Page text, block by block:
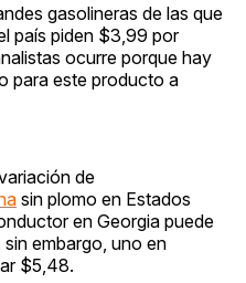
gasolineras de las que
país piden $3,99 por
ocurre porque hay
para este producto a
de
sin plomo en Estados
en Georgia puede
embargo, uno en
$5,48.